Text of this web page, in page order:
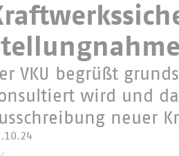
VKU begrüßt
wird und
neuer